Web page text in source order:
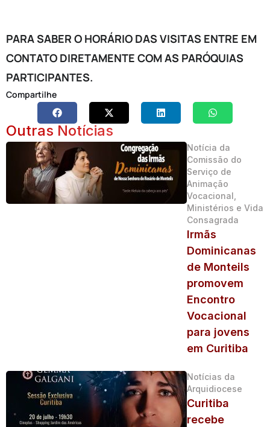
PARA SABER O HORÁRIO DAS VISITAS ENTRE EM
CONTATO DIRETAMENTE COM AS PARÓQUIAS
PARTICIPANTES.
Compartilhe
Outras Notícias
Notícia da
Comissão do
Serviço de
Animação
Vocacional,
Ministérios e Vida
Consagrada
Irmãs
Dominicanas
de Monteils
promovem
Encontro
Vocacional
para jovens
em Curitiba
Notícias da
Arquidiocese
Curitiba
recebe